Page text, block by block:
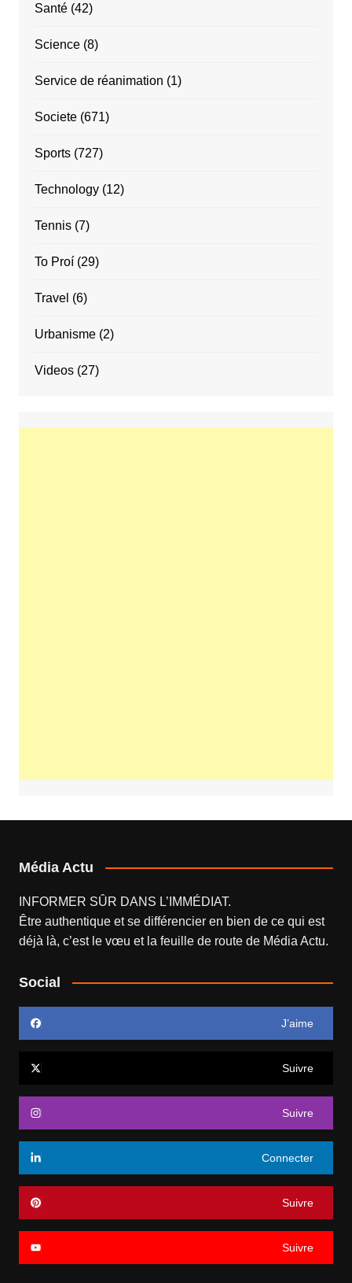
Santé(42)
Science(8)
Service de réanimation (1)
Societe(671)
Sports(727)
Technology(12)
Tennis(7)
To Proí(29)
Travel (6)
Urbanisme(2)
Videos(27)
Média Actu
INFORMER SÛR DANS L’IMMÉDIAT.
Être authentique et se différencier en bien de ce qui est
déjà là, c’est le vœu et la feuille de route de Média Actu.
Social
J’aime
Suivre
Suivre
Connecter
Suivre
Suivre